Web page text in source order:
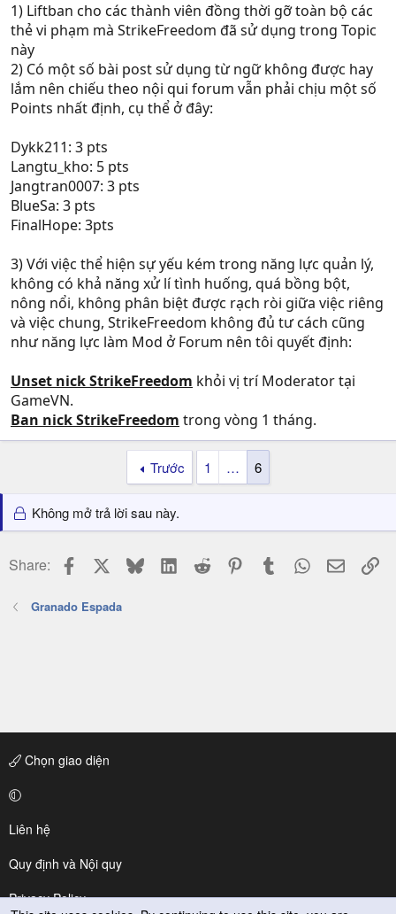
1) Liftban cho các thành viên đồng thời gỡ toàn bộ các
thẻ vi phạm mà StrikeFreedom đã sử dụng trong Topic
này
2) Có một số bài post sử dụng từ ngữ không được hay
lắm nên chiếu theo nội qui forum vẫn phải chịu một số
Points nhất định, cụ thể ở đây:
Dykk211: 3 pts
Langtu_kho: 5 pts
Jangtran0007: 3 pts
BlueSa: 3 pts
FinalHope: 3pts
3) Với việc thể hiện sự yếu kém trong năng lực quản lý,
không có khả năng xử lí tình huống, quá bồng bột,
nông nổi, không phân biệt được rạch ròi giữa việc riêng
và việc chung, StrikeFreedom không đủ tư cách cũng
như năng lực làm Mod ở Forum nên tôi quyết định:
Unset nick StrikeFreedom khỏi vị trí Moderator tại
GameVN.
Ban nick StrikeFreedom trong vòng 1 tháng.
Trước 1 … 6
Không mở trả lời sau này.
Share: Facebook BlueskyLinkedIn
Reddit PinterestTumblr WhatsApp
Email
Granado Espada
Chọn giao diện
Liên hệ
Quy định và Nội quy
Privacy Policy